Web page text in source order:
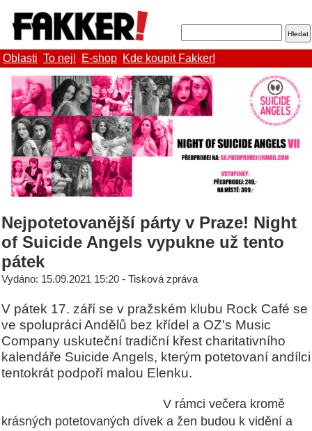
Oblasti To nej! E-shop Kde koupit Fakker!
Nejpotetovanější párty v Praze! Night
of Suicide Angels vypukne už tento
pátek
Vydáno: 15.09.2021 15:20 - Tisková zpráva
V pátek 17. září se v pražském klubu Rock Café se
ve spolupráci Andělů bez křídel a OZ's Music
Company uskuteční tradiční křest charitativního
kalendáře Suicide Angels, kterým potetovaní andílci
tentokrát podpoří malou Elenku.
V rámci večera kromě
krásných potetovaných dívek a žen budou k vidění a